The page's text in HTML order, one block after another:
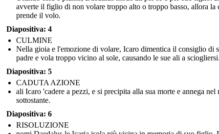
avverte il figlio di non volare troppo alto o troppo basso, allora la
prende il volo.
Diapositiva: 4
CULMINE
Nella gioia e l'emozione di volare, Icaro dimentica il consiglio di
padre e vola troppo vicino al sole, causando le sue ali a
Diapositiva: 5
CADUTA AZIONE
ali Icaro 'cadere a pezzi, e si precipita alla sua morte e annega nel
sottostante.
Diapositiva: 6
RISOLUZIONE